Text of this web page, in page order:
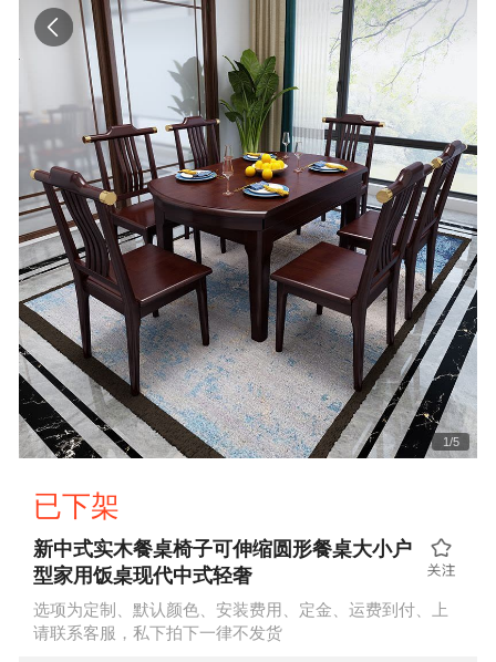
1/5
已下架
新中式实木餐桌椅子可伸缩圆形餐桌大小户
型家用饭桌现代中式轻奢
选项为定制、默认颜色、安装费用、定金、运费到付、上
请联系客服，私下拍下一律不发货